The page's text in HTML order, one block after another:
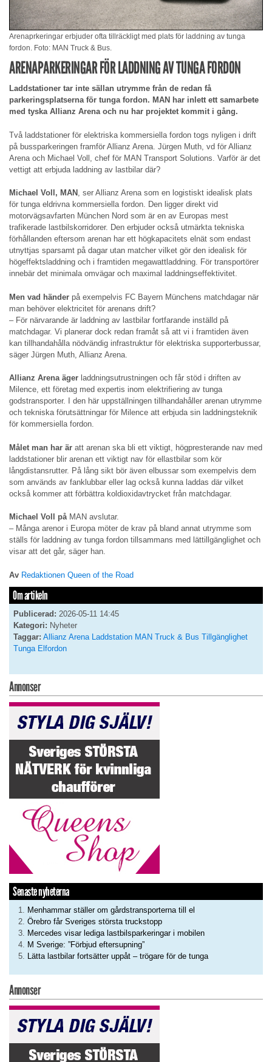
Arenaprkeringar erbjuder ofta tillräckligt med plats för laddning av tunga
fordon. Foto: MAN Truck & Bus.
ARENAPARKERINGAR FÖR LADDNING AV TUNGA FORDON
Laddstationer tar inte sällan utrymme från de redan få
parkeringsplatserna för tunga fordon. MAN har inlett ett samarbete
med tyska Allianz Arena och nu har projektet kommit i gång.
Två laddstationer för elektriska kommersiella fordon togs nyligen i drift
på bussparkeringen framför Allianz Arena. Jürgen Muth, vd för Allianz
Arena och Michael Voll, chef för MAN Transport Solutions. Varför är det
vettigt att erbjuda laddning av lastbilar där?
Michael Voll, MAN , ser Allianz Arena som en logistiskt idealisk plats
för tunga eldrivna kommersiella fordon. Den ligger direkt vid
motorvägsavfarten München Nord som är en av Europas mest
trafikerade lastbilskorridorer. Den erbjuder också utmärkta tekniska
förhållanden eftersom arenan har ett högkapacitets elnät som endast
utnyttjas sparsamt på dagar utan matcher vilket gör den idealisk för
högeffektsladdning och i framtiden megawattladdning. För transportörer
innebär det minimala omvägar och maximal laddningseffektivitet.
Men vad händer på exempelvis FC Bayern Münchens matchdagar när
man behöver elektricitet för arenans drift?
– För närvarande är laddning av lastbilar fortfarande inställd på
matchdagar. Vi planerar dock redan framåt så att vi i framtiden även
kan tillhandahålla nödvändig infrastruktur för elektriska supporterbussar,
säger Jürgen Muth, Allianz Arena.
Allianz Arena äger laddningsutrustningen och får stöd i driften av
Milence, ett företag med expertis inom elektrifiering av tunga
godstransporter. I den här uppställningen tillhandahåller arenan utrymme
och tekniska förutsättningar för Milence att erbjuda sin laddningsteknik
för kommersiella fordon.
Målet man har är att arenan ska bli ett viktigt, högpresterande nav med
laddstationer blir arenan ett viktigt nav för ellastbilar som kör
långdistansrutter. På lång sikt bör även elbussar som exempelvis dem
som används av fanklubbar eller lag också kunna laddas där vilket
också kommer att förbättra koldioxidavtrycket från matchdagar.
Michael Voll påMAN avslutar.
– Många arenor i Europa möter de krav på bland annat utrymme som
ställs för laddning av tunga fordon tillsammans med lättillgänglighet och
visar att det går, säger han.
Av Redaktionen Queen of the Road
Om artikeln
Publicerad: 2026-05-11 14:45
Kategori: Nyheter
Taggar: Allianz Arena Laddstation MAN Truck & Bus Tillgänglighet
Tunga Elfordon
Annonser
Senaste nyheterna
Menhammar ställer om gårdstransporterna till el
Örebro får Sveriges största truckstopp
Mercedes visar lediga lastbilsparkeringar i mobilen
M Sverige: ”Förbjud eftersupning”
Lätta lastbilar fortsätter uppåt – trögare för de tunga
Annonser